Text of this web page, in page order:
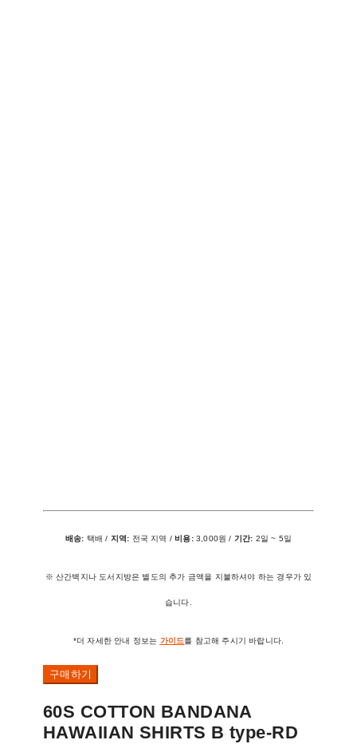
배송: 택배 / 지역: 전국 지역 / 비용:3,000원 / 기간: 2일 ~ 5일
※ 산간벽지나 도서지방은 별도의 추가 금액을 지불하셔야 하는 경우가 있
습니다.
*더 자세한 안내 정보는 가이드를 참고해 주시기 바랍니다.
구매하기
60S COTTON BANDANA
HAWAIIAN SHIRTS B type-RD